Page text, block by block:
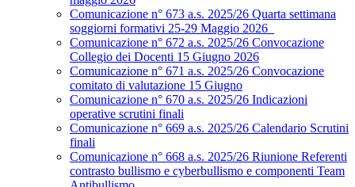
Comunicazione n° 673 a.s. 2025/26 Quarta settimana
soggiorni formativi 25-29 Maggio 2026
Comunicazione n° 672 a.s. 2025/26 Convocazione
Collegio dei Docenti 15 Giugno 2026
Comunicazione n° 671 a.s. 2025/26 Convocazione
comitato di valutazione 15 Giugno
Comunicazione n° 670 a.s. 2025/26 Indicazioni
operative scrutini finali
Comunicazione n° 669 a.s. 2025/26 Calendario Scrutini
finali
Comunicazione n° 668 a.s. 2025/26 Riunione Referenti
contrasto bullismo e cyberbullismo e componenti Team